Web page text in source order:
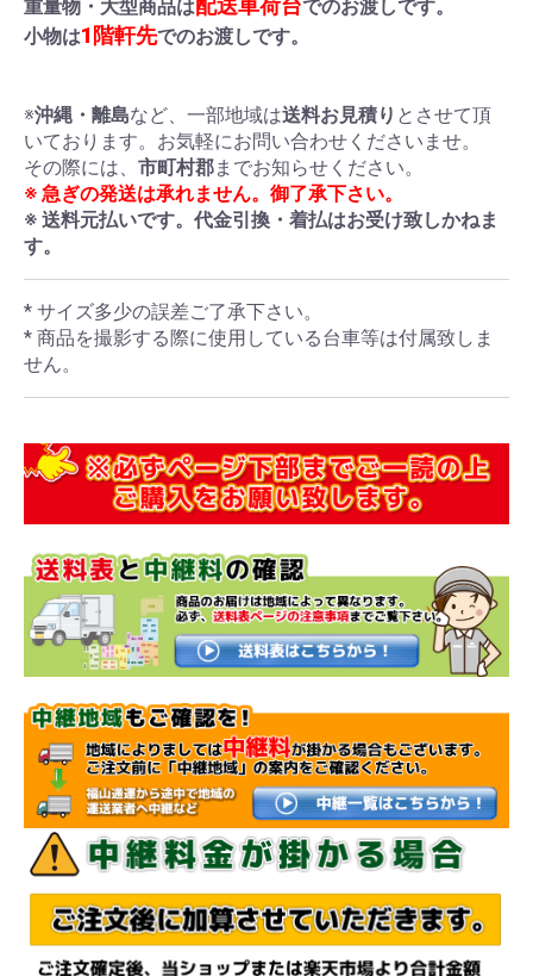
重量物・大型商品は配送車荷台でのお渡しです。
小物は1階軒先でのお渡しです。
※沖縄・離島など、一部地域は送料お見積り とさせて頂
いております。お気軽にお問い合わせくださいませ。
その際には、 市町村郡までお知らせください。
※ 急ぎの発送は承れません。御了承下さい。
※ 送料元払いです。代金引換・着払はお受け致しかねま
す。
* サイズ多少の誤差ご了承下さい。
* 商品を撮影する際に使用している台車等は付属致しま
せん。